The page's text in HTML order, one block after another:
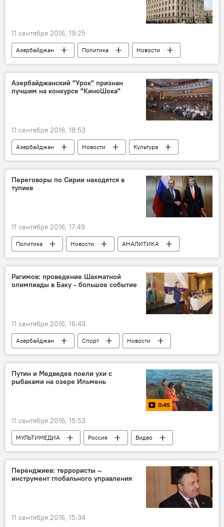
11 сентября 2016, 19:25
Азербайджан Политика
Новости
ЖИЗНЬ
Баку
Министерство внутренних дел АР
Митинг
Национальный совет
Беспорядки
Азербайджанский "Урок" признан
лучшим на конкурсе "КиноШока"
11 сентября 2016, 18:53
Азербайджан Новости
Культура
ЖИЗНЬ
Переговоры по Сирии находятся в
тупике
11 сентября 2016, 17:49
Политика Новости
АНАЛИТИКА
Новости мира
Сирия
Андрей Тихонов
Переговоры
Сирийское урегулирование
Рагимов: проведение Шахматной
олимпиады в Баку - большое событие
11 сентября 2016, 16:43
Азербайджан Спорт
Новости
ЖИЗНЬ
Путин и Медведев поели ухи с
рыбаками на озере Ильмень
0:45
11 сентября 2016, 15:53
МУЛЬТИМЕДИА Россия
Видео
Россия
Новгородская область
озеро Ильмен
Владимир Путин
Дмитрий Медведев
Перенджиев: террористы –
инструмент глобального управления
11 сентября 2016, 15:34